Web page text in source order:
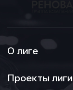
О лиге
Проекты лиги